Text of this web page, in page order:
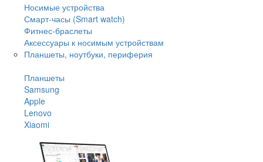
Носимые устройства
Смарт-часы (Smart watch)
Фитнес-браслеты
Аксессуары к носимым устройствам
Планшеты, ноутбуки, периферия
Планшеты
Samsung
Apple
Lenovo
Xiaomi